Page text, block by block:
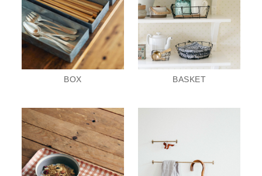
BOX BASKET